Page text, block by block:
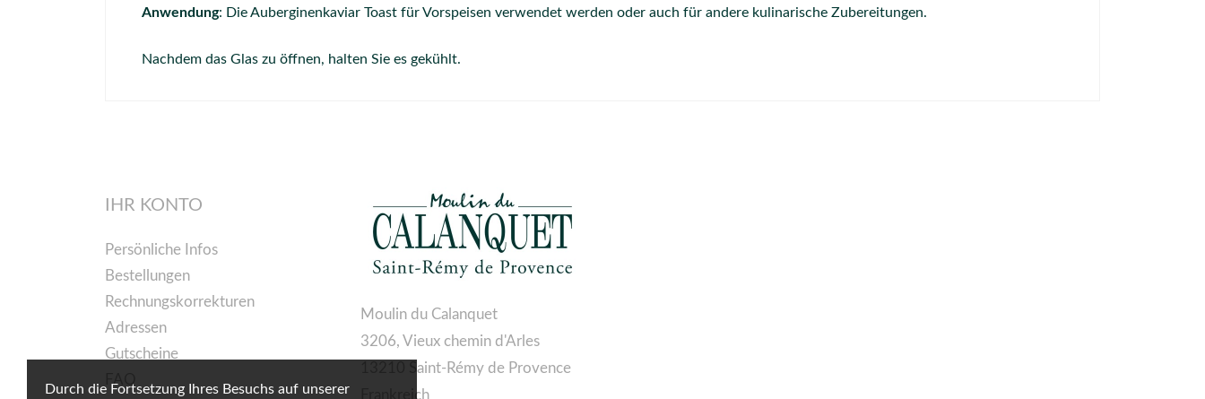
Durch die Fortsetzung Ihres Besuchs auf unserer
Anwendung: Die Auberginenkaviar Toast für Vorspeisen verwendet werden oder auch für andere kulinarische Zubereitungen.
Nachdem das Glas zu öffnen, halten Sie es gekühlt.
IHR KONTO
Persönliche Infos
Bestellungen
Rechnungskorrekturen
Adressen
Gutscheine
Moulin du Calanquet
3206, Vieux chemin d'Arles
13210 Saint-Rémy de Provence
Frankreich